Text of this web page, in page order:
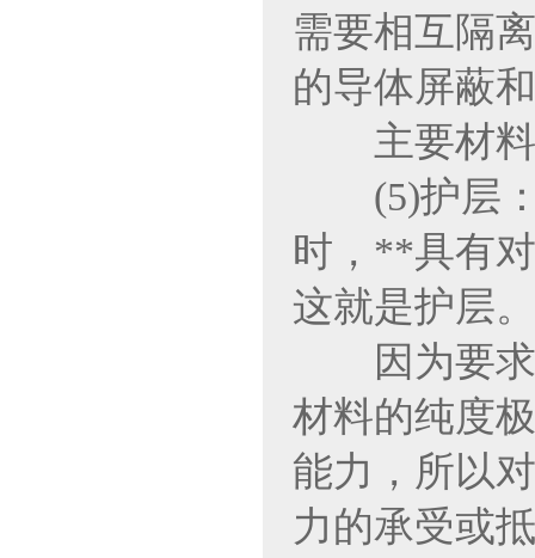
需要相互隔
的导体屏蔽
主要材料
(5)护层：
时，**具有
这就是护层。
因为要求
材料的纯度
能力，所以
力的承受或